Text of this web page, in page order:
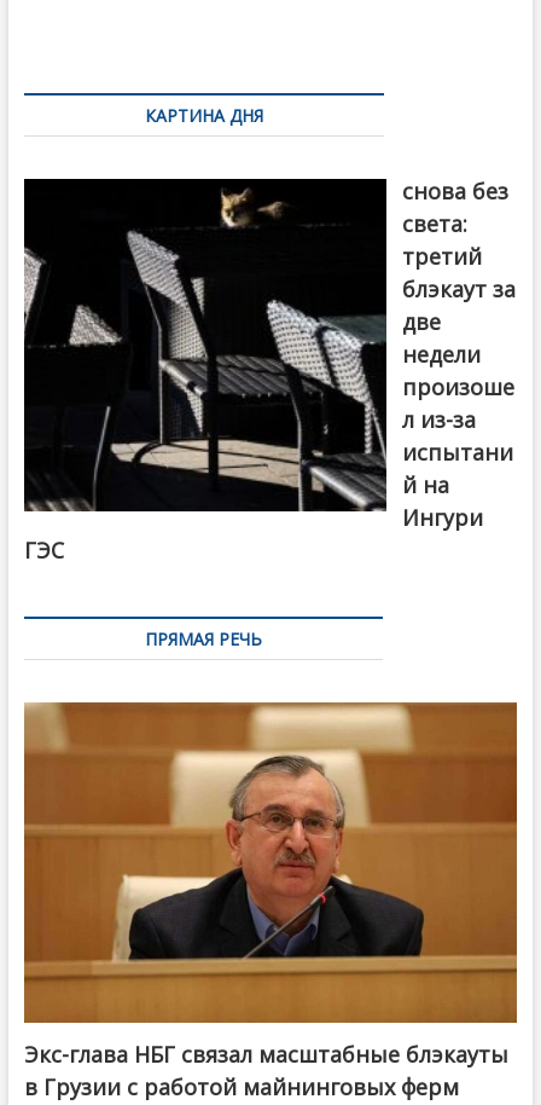
по
записямКАРТИНА ДНЯ
снова без
света:
третий
блэкаут за
две
недели
произоше
л из-за
испытани
й на
Ингури
ГЭС
ПРЯМАЯ РЕЧЬ
Экс-глава НБГ связал масштабные блэкауты
в Грузии с работой майнинговых ферм